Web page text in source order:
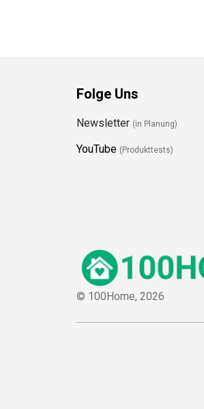
Folge Uns
Newsletter (in Planung)
YouTube (Produkttests)
© 100Home, 2026